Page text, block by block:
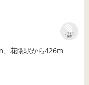
リストに
保存
、花隈駅から426m